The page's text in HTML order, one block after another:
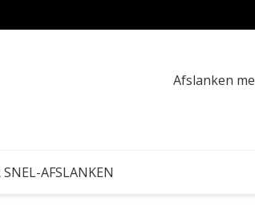
Afslanken
SNEL-AFSLANKEN